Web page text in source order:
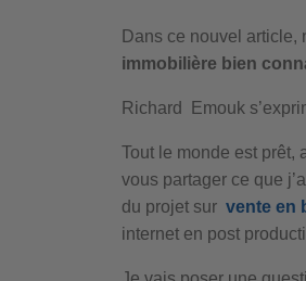
Dans ce nouvel article,
immobilière bien
Richard Emouk
Tout le monde est prêt,
vous partager ce que
du projet sur vente en
internet en post